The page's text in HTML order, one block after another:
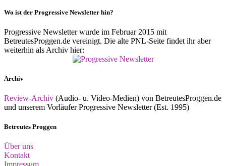
Wo ist der Progressive Newsletter hin?
Progressive Newsletter wurde im Februar 2015 mit
BetreutesProggen.de vereinigt. Die alte PNL-Seite findet ihr aber
weiterhin als Archiv hier:
Archiv
Review-Archiv (Audio- u. Video-Medien) von BetreutesProggen.de
und unserem Vorläufer Progressive Newsletter (Est. 1995)
Betreutes Proggen
Über uns
Kontakt